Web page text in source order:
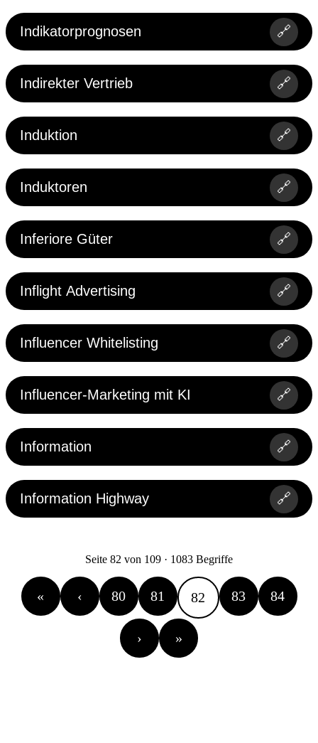
Indikatorprognosen 🔗
Indirekter Vertrieb 🔗
Indirekter Verkauf
Indirekte Vermietung (Leasing)
Indirekter Tausch (Barter).
Überbrückung von Raum und Zeit zwischen
Verbesserungsvorschläge und andere Informationen
zum gemeinsamen Verkaufserfolg beitragen
Nachteile des indirekten Vertriebs:
Begrenzter Einfluss auf die Absatzmittler
Der Hersteller ist von der Marktmacht umsatzstarker
Marketingkonzeptes
bzw. Verwendern der Produkte.
Induktion 🔗
Induktoren 🔗
Inferiore Güter 🔗
Inflight Advertising 🔗
Influencer Whitelisting 🔗
Influencer-Marketing mit KI 🔗
Information 🔗
Information Highway 🔗
Seite 82 von 109 · 1083 Begriffe
« ‹ 80 81 82 83 84
› »